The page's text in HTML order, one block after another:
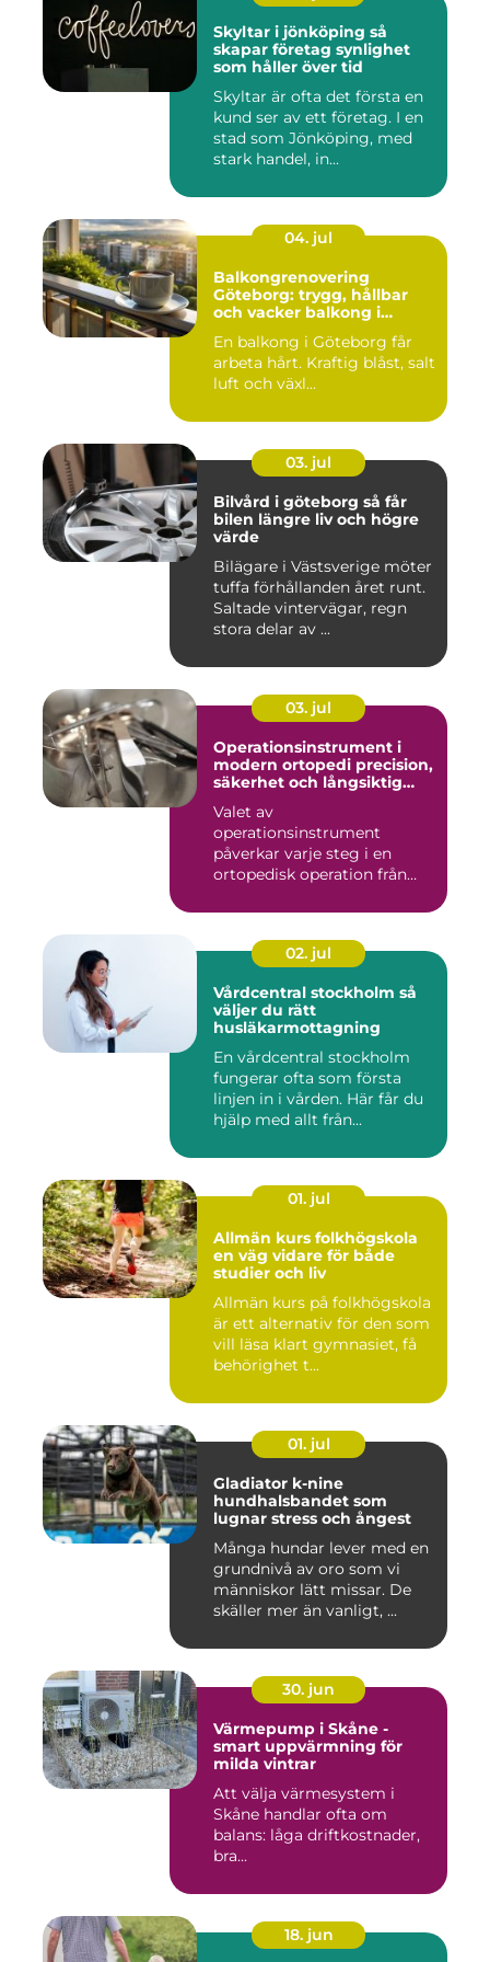
Skyltar i jönköping så
skapar företag synlighet
som håller över tid
Skyltar är ofta det första en
kund ser av ett företag. I en
stad som Jönköping, med
stark handel, in...
04. jul
Balkongrenovering
Göteborg: trygg, hållbar
och vacker balkong i
En balkong i Göteborg får
arbeta hårt. Kraftig blåst, salt
luft och växl...
03. jul
Bilvård i göteborg så får
bilen längre liv och högre
värde
Bilägare i Västsverige möter
tuffa förhållanden året runt.
Saltade vintervägar, regn
stora delar av ...
03. jul
Operationsinstrument i
modern ortopedi precision,
säkerhet och långsiktig
Valet av
operationsinstrument
påverkar varje steg i en
ortopedisk operation från
02. jul
Vårdcentral stockholm så
väljer du rätt
husläkarmottagning
En vårdcentral stockholm
fungerar ofta som första
linjen in i vården. Här får du
hjälp med allt från...
01. jul
Allmän kurs folkhögskola
en väg vidare för både
studier och liv
Allmän kurs på folkhögskola
är ett alternativ för den som
vill läsa klart gymnasiet, få
behörighet t...
01. jul
Gladiator k-nine
hundhalsbandet som
lugnar stress och ångest
Många hundar lever med en
grundnivå av oro som vi
människor lätt missar. De
skäller mer än vanligt, ...
30. jun
Värmepump i Skåne -
smart uppvärmning för
milda vintrar
Att välja värmesystem i
Skåne handlar ofta om
balans: låga driftkostnader,
bra...
18. jun